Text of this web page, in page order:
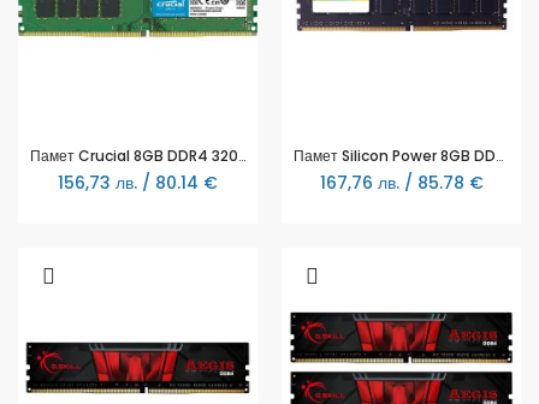
Памет Crucial 8GB DDR4 3200MHz CL22 UDIMM CT8G4DFRA32A
156,73 лв. / 80.14 €
Памет Silicon Power 8GB DDR4 PC4-19200 2400MHz SP008GBLFU240X02
167,76 лв. / 85.78 €